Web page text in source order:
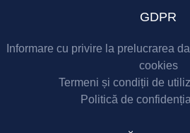
GDPR
Informare cu privire la prelucrarea
cookies
Termeni și condiții de
Politică de